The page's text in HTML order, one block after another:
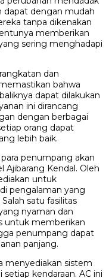
dapat dengan mudah
tanpa dikenakan
memberikan
sering menghadapi
dan
bahwa
dapat dilakukan
ini dirancang
dengan berbagai
orang dapat
lebih baik.
penumpang akan
Ajibarang Kendal. Oleh
untuk
pengalaman yang
satu fasilitas
nyaman dan
untuk memberikan
penumpang dapat
panjang.
menyediakan sistem
kendaraan. AC ini